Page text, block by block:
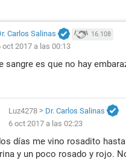
Carlos Salinas 16.108
oct 2017 a las 00:13
sangre es que no hay
Luz4278 > Dr. Carlos Salinas
6 oct 2017 a las 02:23
días me vino rosadito
y un poco rosado y rojo.